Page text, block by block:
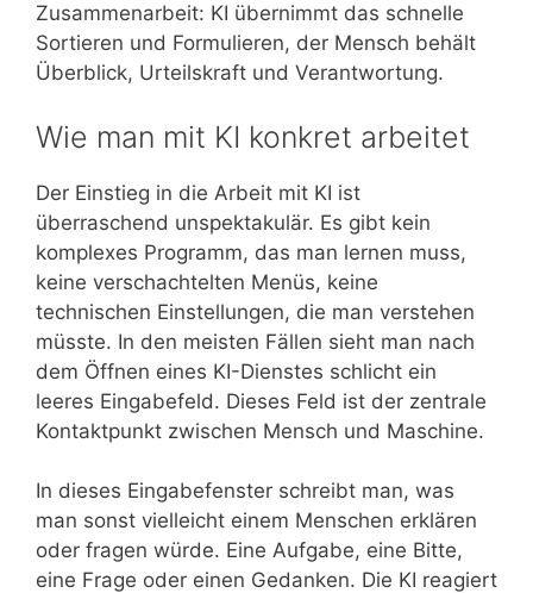
Zusammenarbeit: KI übernimmt das schnelle
Sortieren und Formulieren, der Mensch behält
Überblick, Urteilskraft und Verantwortung.
Wie man mit KI konkret arbeitet
Der Einstieg in die Arbeit mit KI ist
überraschend unspektakulär. Es gibt kein
komplexes Programm, das man lernen muss,
keine verschachtelten Menüs, keine
technischen Einstellungen, die man verstehen
müsste. In den meisten Fällen sieht man nach
dem Öffnen eines KI-Dienstes schlicht ein
leeres Eingabefeld. Dieses Feld ist der zentrale
Kontaktpunkt zwischen Mensch und Maschine.
In dieses Eingabefenster schreibt man, was
man sonst vielleicht einem Menschen erklären
oder fragen würde. Eine Aufgabe, eine Bitte,
eine Frage oder einen Gedanken. Die KI reagiert